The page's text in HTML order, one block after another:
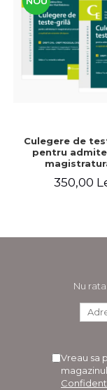
Culegere de
pentru
revizuita si
350,00
Nu
Vreau sa